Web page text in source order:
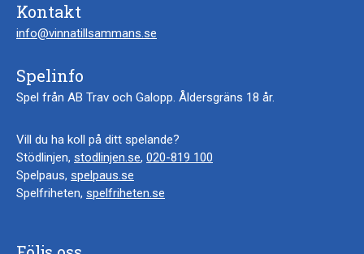
Kontakt
info@vinnatillsammans.se
Spelinfo
Spel från AB Trav och Galopp. Åldersgräns 18 år.
Vill du ha koll på ditt spelande?
Stödlinjen, stodlinjen.se, 020-819 100
Spelpaus, spelpaus.se
Spelfriheten, spelfriheten.se